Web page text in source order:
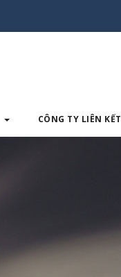
CÔNG TY LIÊN KẾT